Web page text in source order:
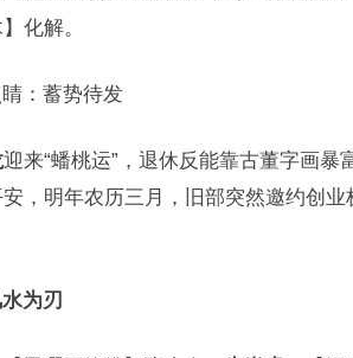
化解。
：蓄势待发
迎来“蟠桃运”，退休反能靠古董字画
，明年农历三月，旧部突然邀约创业
为刃